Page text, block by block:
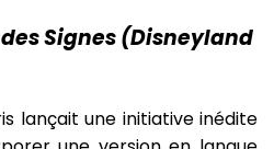
Signes (Disneyland
lançait une initiative inédite